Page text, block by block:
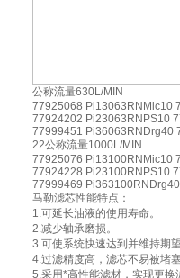
公称流量630L/MIN
77925068 Pi13063RNMic10
77924202 Pi23063RNPS10
77999451 Pi36063RNDrg40
22公称流量1000L/MIN
77925076 Pi13100RNMic10
77924228 Pi23100RNPS10
77999469
马勒滤芯性能特点：
1.可延长油液的使用寿命。
2.减少轴承磨损。
3.可使系统快速达到并维持期
4.过滤精度高，滤芯不易被堵
5.采用*高性能滤材，实现更